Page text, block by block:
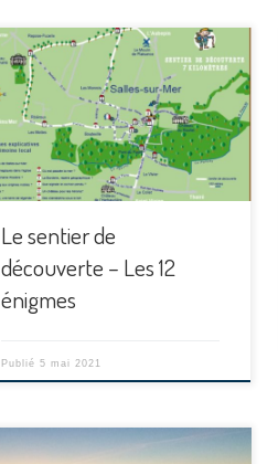
Le sentier de
découverte – Les 12
énigmes
Publié5 mai 2021